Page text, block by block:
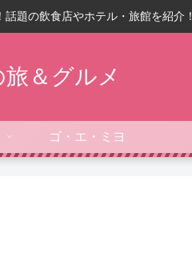
題の飲食店やホテル・旅館を紹介！
＆グルメ
ゴ・エ・ミヨ